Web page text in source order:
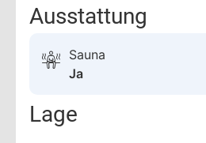
Ausstattung
Sauna
Ja
Lage